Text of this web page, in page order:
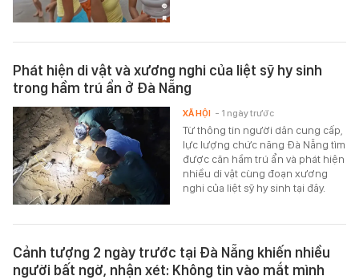
Phát hiện di vật và xương nghi của liệt sỹ hy sinh
trong hầm trú ẩn ở Đà Nẵng
Từ thông tin người dân cung cấp,
lực lượng chức năng Đà Nẵng tìm
được căn hầm trú ẩn và phát hiện
nhiều di vật cùng đoạn xương
nghi của liệt sỹ hy sinh tại đây.
XÃ HỘI - 1 ngày trước
Cảnh tượng 2 ngày trước tại Đà Nẵng khiến nhiều
người bất ngờ, nhận xét: Không tin vào mắt mình